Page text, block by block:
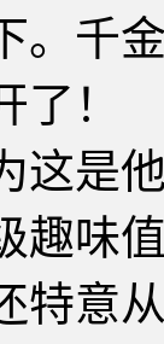
。千
！
是他
趣味
特意